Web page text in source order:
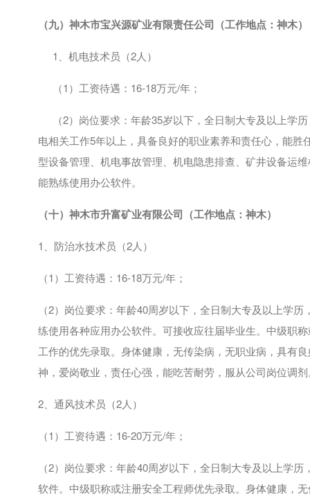
（九）神木市宝兴源矿业有限责任公司（工作地点：神木）
1、机电技术员（2人）
（1）工资待遇： 16-18万元/年；
（2）岗位要求：年龄35岁以下，全日制大专及以上学
电相关工作5年以上，具备良好的职业素养和责任心，能
型设备管理、机电事故管理、机电隐患排查、矿井设备运
能熟练使用办公软件。
（十）神木市升富矿业有限公司（工作地点：神木）
1、防治水技术员（2人）
（1）工资待遇： 16-18万元/年；
（2）岗位要求：年龄40周岁以下，全日制大专及以上学
练使用各种应用办公软件。可接收应往届毕业生。中级职
工作的优先录取。身体健康，无传染病，无职业病，具有
神，爱岗敬业，责任心强，能吃苦耐劳，服从公司岗位调
2、通风技术员（2人）
（1）工资待遇： 16-20万元/年；
（2）岗位要求：年龄40周岁以下，全日制大专及以上学历
软件。中级职称或注册安全工程师优先录取。身体健康，